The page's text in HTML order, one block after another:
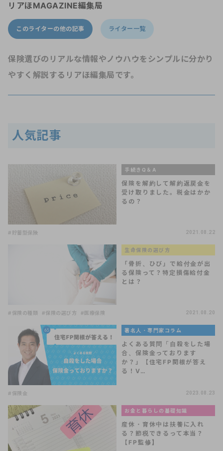
リアほMAGAZINE編集局
このライターの他の記事 ライター一覧
保険選びのリアルな情報やノウハウをシンプルに分かり
やすく解説するリアほ編集局です。
人気記事
手続きQ＆A
保険を解約して解約返戻金を
受け取りました。税金はかか
るの？
#貯蓄型保険 2021.08.22
生命保険の選び方
「骨折、ひび」で給付金が出
る保険って？特定損傷給付金
とは？
#保険の種類 #保険の選び方 #医療保険 2021.08.20
著名人・専門家コラム
よくある質問「自殺をした場
合、保険金っております
か？」【住宅FP関根が答え
る！V…
#保険金 2023.08.23
お金と暮らしの基礎知識
産休・育休中は扶養に入れ
る？節税できるって本当？
【FP監修】